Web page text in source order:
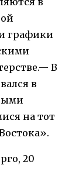
графики
В
в
на тот
20